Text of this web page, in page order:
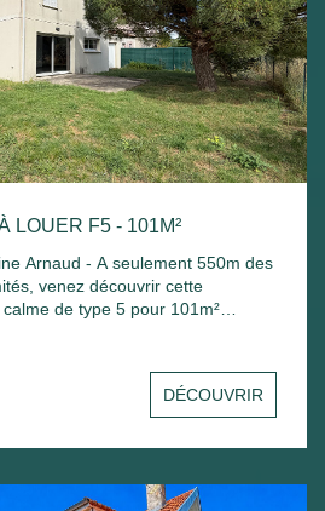
tranquillité.
LOUER F5 - 101M²
Arnaud - A seulement 550m des
venez découvrir cette
de type 5 pour 101m²
sur terrasse et jardin, chambre
garage. - A l'étage :
placard, salle d'eau avec douche
au sol + eau chaude solaire.
DÉCOUVRIR